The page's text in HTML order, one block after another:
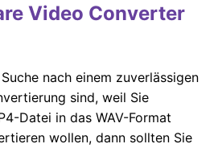
Video Converter
nach einem zuverlässigen
sind, weil Sie
Datei in das WAV-Format
wollen, dann sollten Sie